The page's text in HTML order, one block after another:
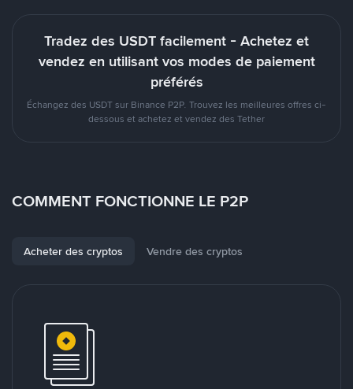
Tradez des USDT facilement - Achetez et
vendez en utilisant vos modes de paiement
préférés
Échangez des USDT sur Binance P2P. Trouvez les meilleures offres ci-
dessous et achetez et vendez des Tether
COMMENT FONCTIONNE LE P2P
Acheter des cryptos Vendre des cryptos